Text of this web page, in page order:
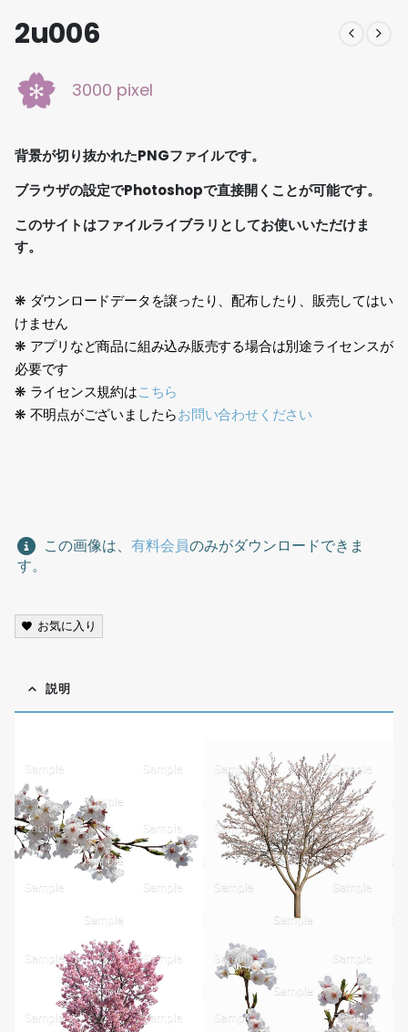
2u006
3000 pixel
背景が切り抜かれたPNGファイルです。
ブラウザの設定でPhotoshopで直接開くことが可能です。
このサイトはファイルライブラリとしてお使いいただけま
す。
❋ ダウンロードデータを譲ったり、配布したり、販売してはい
けません
❋ アプリなど商品に組み込み販売する場合は別途ライセンスが
必要です
❋ ライセンス規約はこちら
❋ 不明点がございましたらお問い合わせください
この画像は、 有料会員のみがダウンロードできま
す。
お気に入り
説明